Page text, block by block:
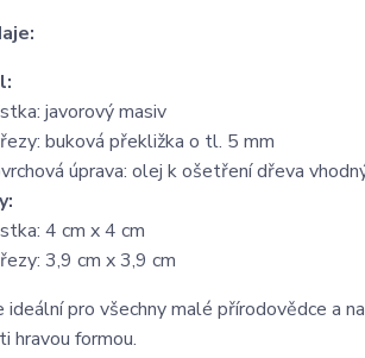
javorový masiv
buková překližka o tl. 5 mm
úprava: olej k ošetření dřeva
4 cm x 4 cm
3,9 cm x 3,9 cm
pro všechny malé přírodovědce a
hravou formou.